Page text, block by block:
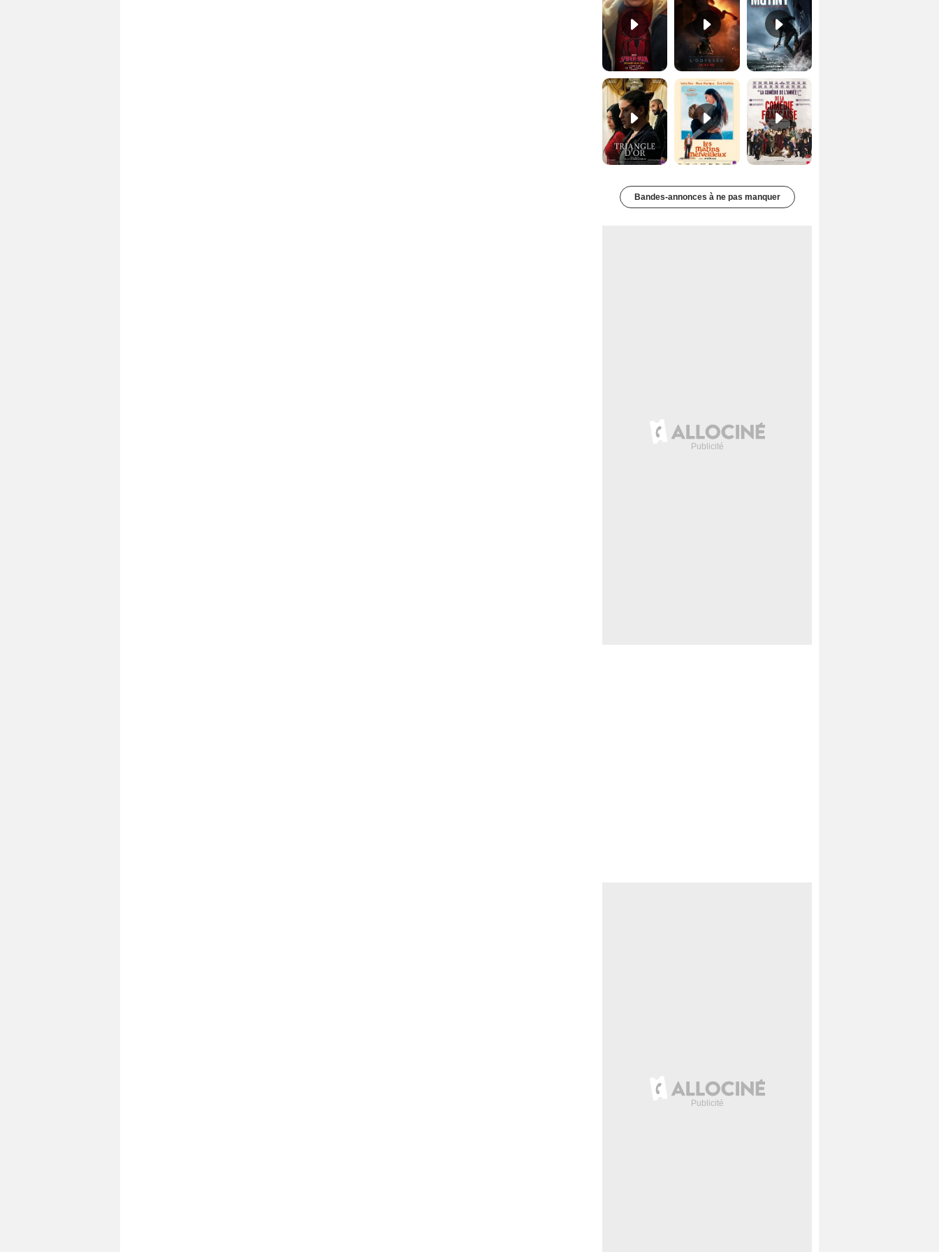
Les Matins merveilleux Bande-annonce VF De la Comédie-Française Teaser VF
Bandes-annonces à ne pas manquer